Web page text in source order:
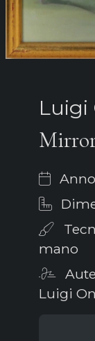
Luigi
mano
Luigi